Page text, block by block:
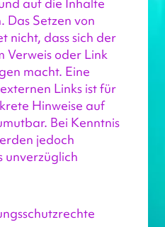
Das Setzen von
nicht, dass sich der
Verweis oder Link
macht. Eine
Links ist für
Hinweise auf
Bei Kenntnis
jedoch
unverzüglich